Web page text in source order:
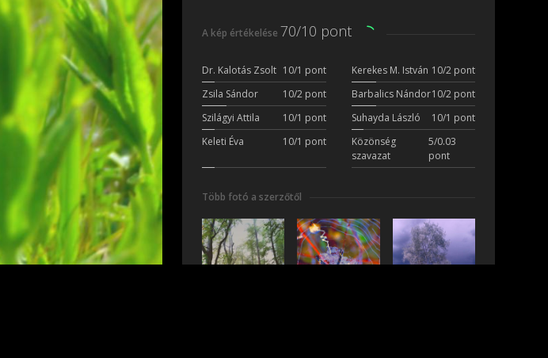
A kép értékelése 70/10 pont
Dr. Kalotás Zsolt 10/1 pont Kerekes M. István 10/2 pont
Zsila Sándor
10/2 pont Barbalics Nándor10/2 pont
Szilágyi Attila
10/1 pont Suhayda László
10/1 pont
Keleti Éva
10/1 pont
Közönség
szavazat
5/0.03
pont
Több fotó a szerzőtől